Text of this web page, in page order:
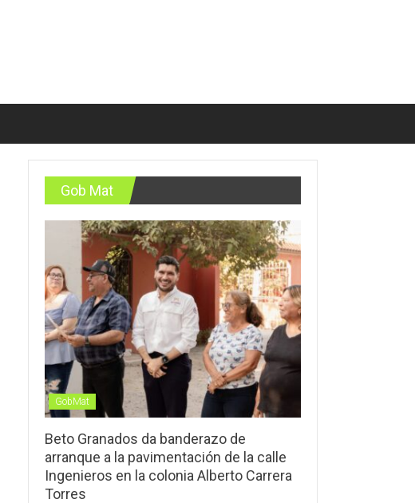
Gob Mat
GobMat
Beto Granados da banderazo de
arranque a la pavimentación de la calle
Ingenieros en la colonia Alberto Carrera
Torres